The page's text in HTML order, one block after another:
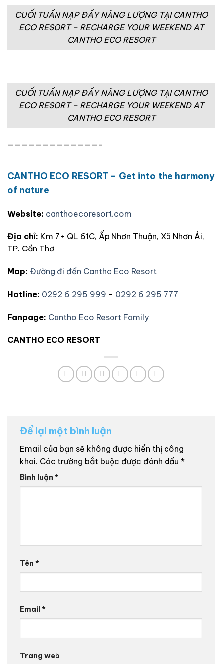
CUỐI TUẦN NẠP ĐẦY NĂNG LƯỢNG TẠI CANTHO
ECO RESORT – RECHARGE YOUR WEEKEND AT
CANTHO ECO RESORT
CUỐI TUẦN NẠP ĐẦY NĂNG LƯỢNG TẠI CANTHO
ECO RESORT – RECHARGE YOUR WEEKEND AT
CANTHO ECO RESORT
—————————————–
CANTHO ECO RESORT – Get into the harmony
of nature
Website: canthoecoresort.com
Địa chỉ: Km 7+ QL 61C, Ấp Nhơn Thuận, Xã Nhơn Ái,
TP. Cần Thơ
Map: Đường đi đến Cantho Eco Resort
Hotline: 0292 6 295 999 – 0292 6 295 777
Fanpage: Cantho Eco Resort Family
CANTHO ECO RESORT
Để lại một bình luận
Email của bạn sẽ không được hiển thị công
khai. Các trường bắt buộc được đánh dấu *
Bình luận *
Tên *
Email*
Trang web